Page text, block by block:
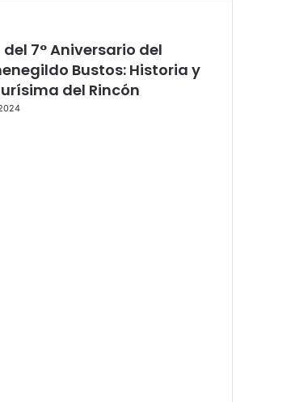
7° Aniversario del
Bustos: Historia y
del Rincón